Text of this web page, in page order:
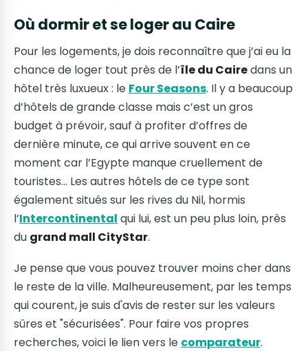
Où dormir et se loger au Caire
Pour les logements, je dois reconnaître que j’ai eu la
chance de loger tout près de l’île du Cairedans un
hôtel très luxueux : le Four Seasons. Il y a beaucoup
d’hôtels de grande classe mais c’est un gros
budget à prévoir, sauf à profiter d’offres de
dernière minute, ce qui arrive souvent en ce
moment car l’Egypte manque cruellement de
touristes… Les autres hôtels de ce type sont
également situés sur les rives du Nil, hormis
l’Intercontinental qui lui, est un peu plus loin, près
du grand mall CityStar.
Je pense que vous pouvez trouver moins cher dans
le reste de la ville. Malheureusement, par les temps
qui courent, je suis d'avis de rester sur les valeurs
sûres et "sécurisées". Pour faire vos propres
recherches, voici le lien vers le comparateur.